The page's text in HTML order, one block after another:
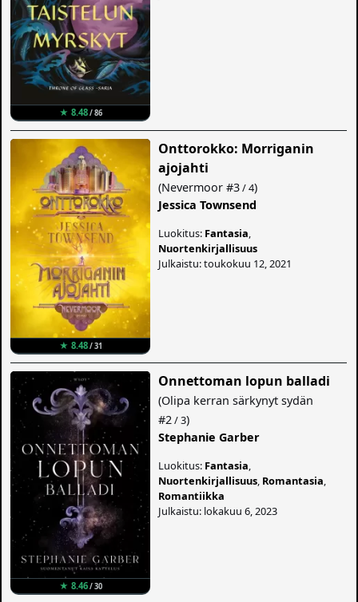
★ 8.48/ 86
★ 8.48/ 31
Onttorokko: Morriganin
ajojahti
(Nevermoor #3/ 4)
Jessica Townsend
Luokitus: Fantasia
Nuortenkirjallisuus
Julkaistu: toukokuu 12, 2021
★ 8.46/ 30
Onnettoman lopun balladi
(Olipa kerran särkynyt sydän
#2 / 3)
Stephanie Garber
Luokitus: Fantasia
Nuortenkirjallisuus Romantasia
Romantiikka
Julkaistu: lokakuu 6, 2023